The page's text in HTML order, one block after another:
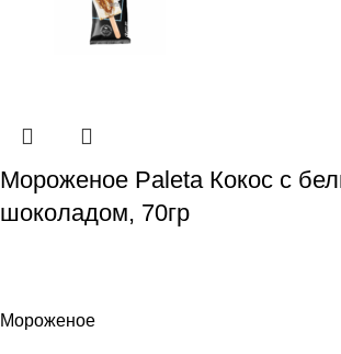
Мороженое Paleta Кокос с
шоколадом, 70гр
Мороженое